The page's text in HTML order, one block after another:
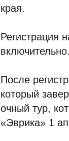
края.
Регистрация
включительно.
После
который
очный тур,
«Эврика» 1